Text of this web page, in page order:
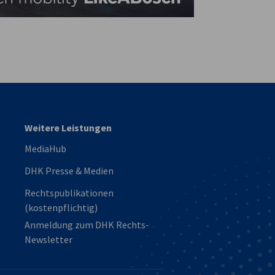
Weitere Leistungen
MediaHub
DHK Presse & Medien
Rechtspublikationen
(kostenpflichtig)
Anmeldung zum DHK Rechts-
Newsletter